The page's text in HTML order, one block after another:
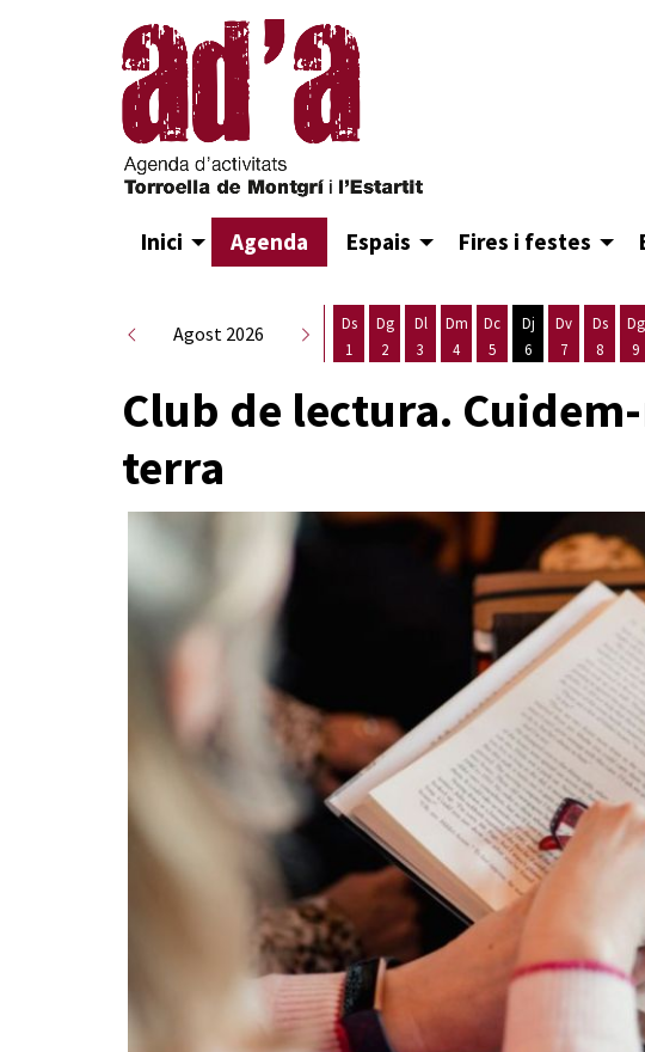
Inici Agenda Espais Fires i festes
Agost 2026
Ds
1
Dg
2
Dl
3
Dm
4
Dc
5
Dj
6
Dv
7
Ds
8
Dg
9
Club de lectura.
terra